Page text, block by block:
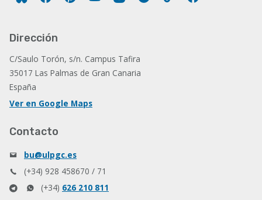
Dirección
C/Saulo Torón, s/n. Campus Tafira
35017 Las Palmas de Gran Canaria
España
Ver en Google Maps
Contacto
bu@ulpgc.es
(+34) 928 458670 / 71
(+34) 626 210 811